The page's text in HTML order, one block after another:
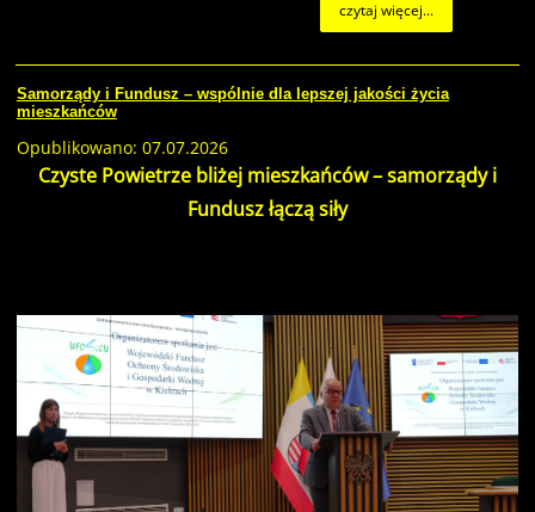
czytaj więcej...
Samorządy i Fundusz – wspólnie dla lepszej jakości życia
mieszkańców
Opublikowano: 07.07.2026
Czyste Powietrze bliżej mieszkańców – samorządy i
Fundusz łączą siły